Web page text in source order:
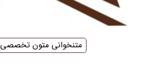
متنخوانی متون تخصصی